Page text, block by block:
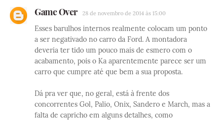
Game Over 28 de novembro de 2014 às 15:00
Esses barulhos internos realmente colocam um ponto
a ser negativado no carro da Ford. A montadora
deveria ter tido um pouco mais de esmero com o
acabamento, pois o Ka aparentemente parece ser um
carro que cumpre até que bem a sua proposta.
Dá pra ver que, no geral, está à frente dos
concorrentes Gol, Palio, Onix, Sandero e March, mas a
falta de capricho em alguns detalhes, como